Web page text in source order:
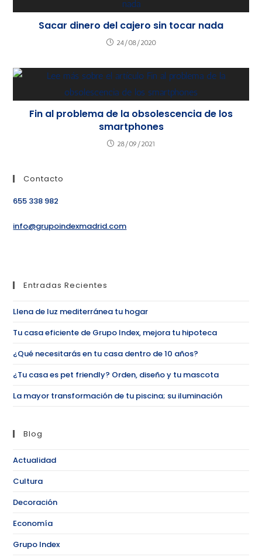
Sacar dinero del cajero sin tocar nada
24/08/2020
Fin al problema de la obsolescencia de los
smartphones
28/09/2021
Contacto
655 338 982
info@grupoindexmadrid.com
Entradas Recientes
Llena de luz mediterránea tu hogar
Tu casa eficiente de Grupo Index, mejora tu hipoteca
¿Qué necesitarás en tu casa dentro de 10 años?
¿Tu casa es pet friendly? Orden, diseño y tu mascota
La mayor transformación de tu piscina; su iluminación
Blog
Actualidad
Cultura
Decoración
Economía
Grupo Index